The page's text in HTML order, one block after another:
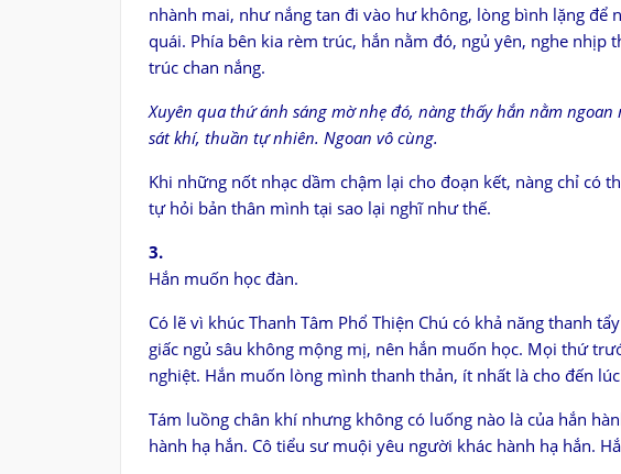
nhành mai, như nắng tan đi vào hư không, lòng bình lặng để
quái. Phía bên kia rèm trúc, hắn nằm đó, ngủ yên, nghe nhịp
trúc chan nắng.
Xuyên qua thứ ánh sáng mờ nhẹ đó, nàng thấy hắn nằm
sát khí, thuần tự nhiên. Ngoan vô cùng.
Khi những nốt nhạc dầm chậm lại cho đoạn kết, nàng chỉ có
tự hỏi bản thân mình tại sao lại nghĩ như thế.
3.
Hắn muốn học đàn.
Có lẽ vì khúc Thanh Tâm Phổ Thiện Chú có khả năng thanh
giấc ngủ sâu không mộng mị, nên hắn muốn học. Mọi thứ
nghiệt. Hắn muốn lòng mình thanh thản, ít nhất là cho đến
Tám luồng chân khí nhưng không có luống nào là của hắn
hành hạ hắn. Cô tiểu sư muội yêu người khác hành hạ hắn.